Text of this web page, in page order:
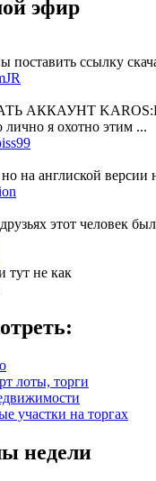
эфир
ссылку
АККАУНТ
лично я охотно этим ...
но на англиской
этот человек был
тут не как
лоты, торги
участки на торгах
недели